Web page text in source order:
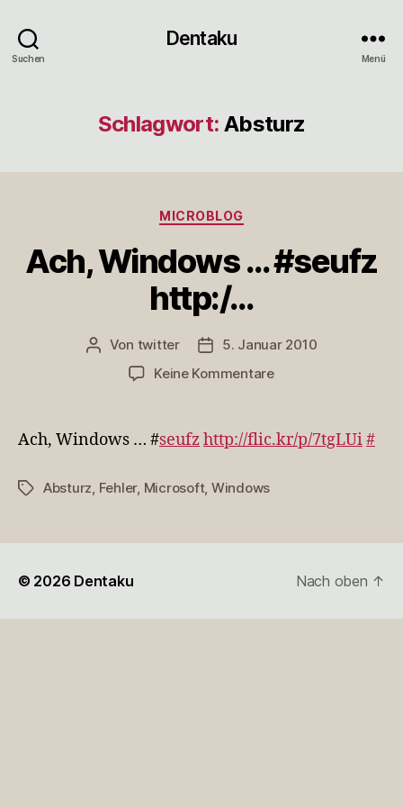
Suchen
Dentaku
Menü
Schlagwort: Absturz
Kategorien
MICROBLOG
Ach, Windows … #seufz
http:/…
Beitragsautor
Von twitter Veröffentlichungsdatum
5. Januar 2010
Keine Kommentarezu
…
#seufz
Ach, Windows … #seufzhttp://flic.kr/p/7tgLUi#
Schlagwörter
Absturz Fehler, Microsoft, Windows
© 2026 Dentaku Nach oben ↑